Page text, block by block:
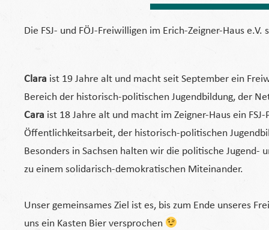
Die FSJ- und FÖJ-Freiwilligen im Erich-Zeigner-Haus
Clara ist 19 Jahre alt und macht seit September ein
Bereich der historisch-politischen Jugendbildung, der
Cara ist 18 Jahre alt und macht im Zeigner-Haus ein
Öffentlichkeitsarbeit, der historisch-politischen
Besonders in Sachsen halten wir die politische Jugend-
zu einem solidarisch-demokratischen Miteinander.
Unser gemeinsames Ziel ist es, bis zum Ende unseres
uns ein Kasten Bier versprochen